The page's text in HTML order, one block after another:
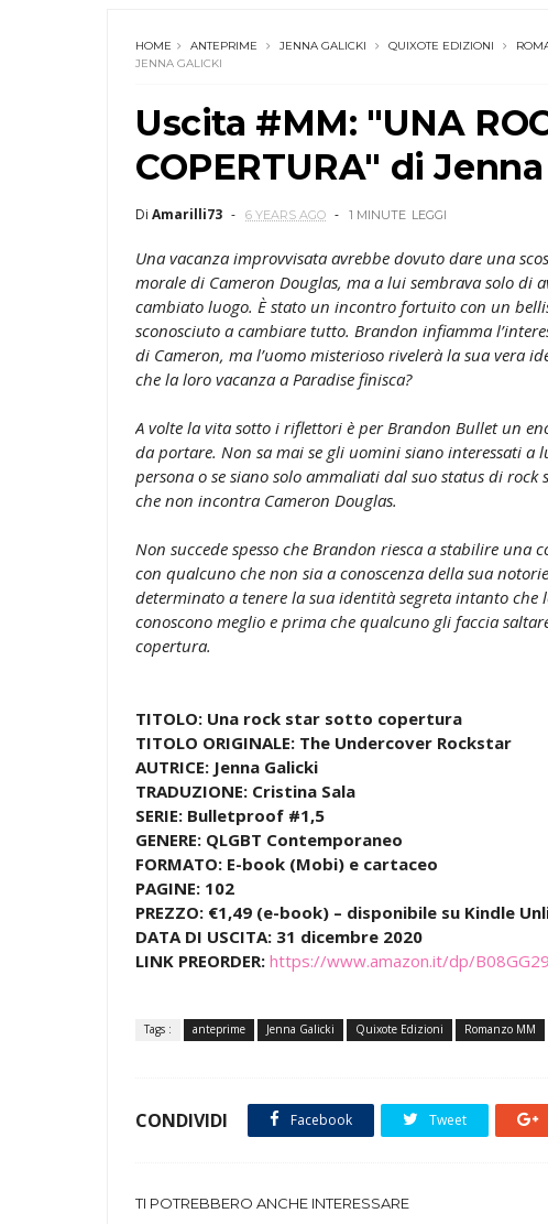
HOME ANTEPRIME JENNA GALICKI QUIXOTE EDIZIONI
JENNA GALICKI
Uscita #MM: "UNA
COPERTURA" di
Di Amarilli73 6 YEARS AGO 1 MINUTE LEGGI
Una vacanza improvvisata avrebbe dovuto dare una
morale di Cameron Douglas, ma a lui sembrava solo di
cambiato luogo. È stato un incontro fortuito con un
sconosciuto a cambiare tutto. Brandon infiamma
di Cameron, ma l’uomo misterioso rivelerà la sua vera
che la loro vacanza a Paradise finisca?
A volte la vita sotto i riflettori è per Brandon Bullet un
da portare. Non sa mai se gli uomini siano interessati a
persona o se siano solo ammaliati dal suo status di rock
che non incontra Cameron Douglas.
Non succede spesso che Brandon riesca a stabilire una
con qualcuno che non sia a conoscenza della sua
determinato a tenere la sua identità segreta intanto che
conoscono meglio e prima che qualcuno gli faccia
copertura.
TITOLO: Una rock star sotto copertura
TITOLO ORIGINALE: The Undercover Rockstar
AUTRICE: Jenna Galicki
TRADUZIONE: Cristina Sala
SERIE: Bulletproof #1,5
GENERE: QLGBT Contemporaneo
FORMATO: E-book (Mobi) e cartaceo
PAGINE: 102
PREZZO: €1,49 (e-book) – disponibile su Kindle
DATA DI USCITA: 31 dicembre 2020
LINK PREORDER: https://www.amazon.it/dp/
Tags : anteprime Jenna Galicki Quixote Edizioni Romanzo MM
CONDIVIDI Facebook Tweet
TI POTREBBERO ANCHE INTERESSARE